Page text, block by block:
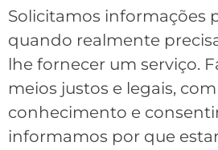
Solicitamos informações
quando realmente
lhe fornecer um serviço.
meios justos e legais,
conhecimento e
informamos por que